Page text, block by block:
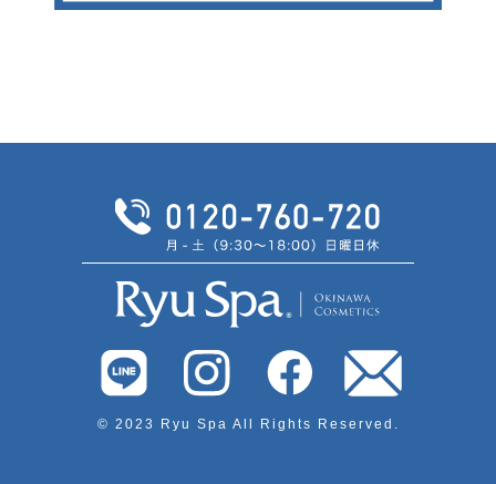
© 2023 Ryu Spa All Rights Reserved.